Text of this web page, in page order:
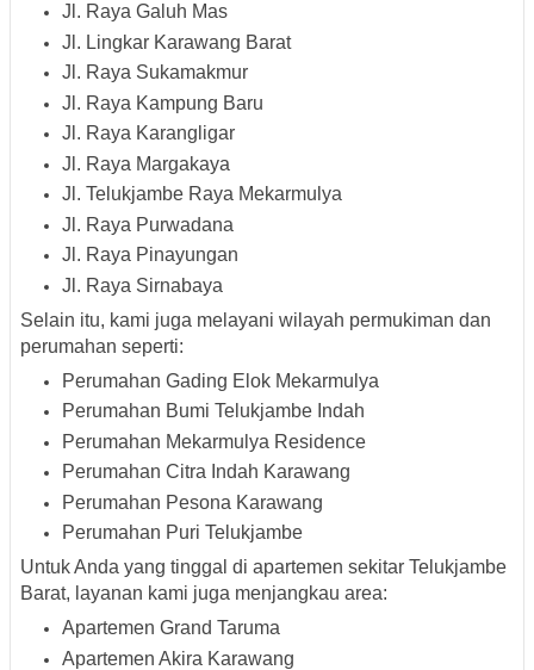
Jl. Raya Galuh Mas
Jl. Lingkar Karawang Barat
Jl. Raya Sukamakmur
Jl. Raya Kampung Baru
Jl. Raya Karangligar
Jl. Raya Margakaya
Jl. Telukjambe Raya Mekarmulya
Jl. Raya Purwadana
Jl. Raya Pinayungan
Jl. Raya Sirnabaya
Selain itu, kami juga melayani wilayah permukiman dan
perumahan seperti:
Perumahan Gading Elok Mekarmulya
Perumahan Bumi Telukjambe Indah
Perumahan Mekarmulya Residence
Perumahan Citra Indah Karawang
Perumahan Pesona Karawang
Perumahan Puri Telukjambe
Untuk Anda yang tinggal di apartemen sekitar Telukjambe
Barat, layanan kami juga menjangkau area:
Apartemen Grand Taruma
Apartemen Akira Karawang